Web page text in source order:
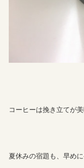
コーヒーは挽き立てが美
夏休みの宿題も、早め